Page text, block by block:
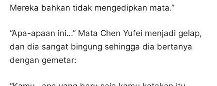
Mereka bahkan tidak mengedipkan mata.”
“Apa-apaan ini…” Mata Chen Yufei menjadi gelap,
dan dia sangat bingung sehingga dia bertanya
dengan gemetar: